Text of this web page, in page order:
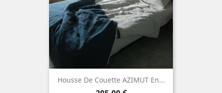
Housse De Couette AZIMUT En...